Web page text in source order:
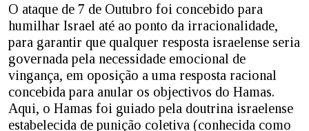
O ataque de 7 de Outubro foi concebido para
humilhar Israel até ao ponto da irracionalidade,
para garantir que qualquer resposta israelense seria
governada pela necessidade emocional de
vingança, em oposição a uma resposta racional
concebida para anular os objectivos do Hamas.
Aqui, o Hamas foi guiado pela doutrina israelense
estabelecida de punição coletiva (conhecida como